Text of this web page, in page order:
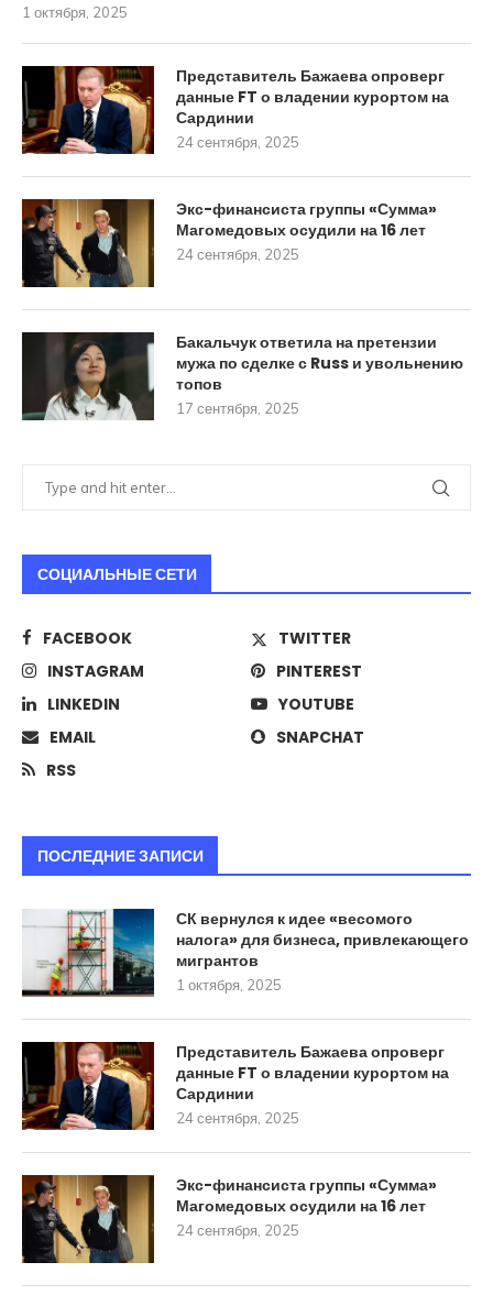
1 октября, 2025
Представитель Бажаева опроверг
данные FT о владении курортом на
Сардинии
24 сентября, 2025
Экс-финансиста группы «Сумма»
Магомедовых осудили на 16 лет
24 сентября, 2025
Бакальчук ответила на претензии
мужа по сделке с Russ и увольнению
топов
17 сентября, 2025
СОЦИАЛЬНЫЕ СЕТИ
FACEBOOK
TWITTER
INSTAGRAM
PINTEREST
LINKEDIN
YOUTUBE
EMAIL
SNAPCHAT
RSS
ПОСЛЕДНИЕ ЗАПИСИ
СК вернулся к идее «весомого
налога» для бизнеса, привлекающего
мигрантов
1 октября, 2025
Представитель Бажаева опроверг
данные FT о владении курортом на
Сардинии
24 сентября, 2025
Экс-финансиста группы «Сумма»
Магомедовых осудили на 16 лет
24 сентября, 2025